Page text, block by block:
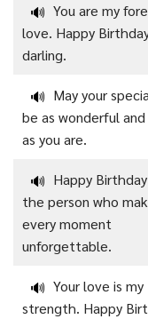
🔊 You are my
love. Happy
darling.
🔊 May your
be as wonderful and
as you are.
🔊 Happy
the person who
every moment
unforgettable.
🔊 Your love is my
strength. Happy